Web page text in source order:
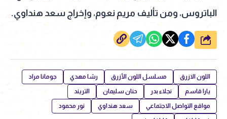
الباتروس، ومن تأليف مريم نعوم، وإخراج سعد هنداوي.
شارك
اللون الازرق مسلسل اللون الأزرق رشا مهدي جومانا مراد
يارا قاسم نجلاء بدر حنان سليمان التريند
مواقع التواصل الاجتماعي سعد هنداوي نور محمود